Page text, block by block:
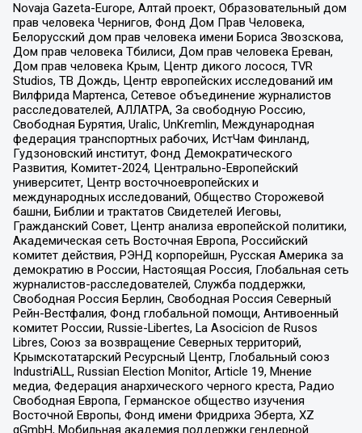
Novaja Gazeta-Europe, Алтай проект, Образовательный дом
прав человека Чернигов, Фонд Дом Прав Человека,
Белорусский дом прав человека имени Бориса Звозскова,
Дом прав человека Тбилиси, Дом прав человека Ереван,
Дом прав человека Крым, Центр дикого лосося, TVR
Studios, ТВ Дождь, Центр европейских исследований им
Вилфрида Мартенса, Сетевое объединение журналистов
расследователей, АЛЛАТРА, За свободную Россию,
Свободная Бурятия, Uralic, UnKremlin, Международная
федерация транспортных рабочих, ИстЧам Финланд,
Гудзоновский институт, Фонд Демократического
Развития, Комитет-2024, Центрально-Европейский
университет, Центр восточноевропейских и
международных исследований, Общество Сторожевой
башни, Библии и трактатов Свидетелей Иеговы,
Гражданский Совет, Центр анализа европейской политики,
Академическая сеть Восточная Европа, Российский
комитет действия, РЭНД корпорейшн, Русская Америка за
демократию в России, Настоящая Россия, Глобальная сеть
журналистов-расследователей, Служба поддержки,
Свободная Россия Берлин, Свободная Россия Северный
Рейн-Вестфалия, Фонд глобальной помощи, Антивоенный
комитет России, Russie-Libertes, La Asocicion de Rusos
Libres, Союз за возвращение Северных территорий,
Крымскотатарский Ресурсный Центр, Глобальный союз
IndustriALL, Russian Election Monitor, Article 19, Мнение
медиа, Федерация анархического черного креста, Радио
Свободная Европа, Германское общество изучения
Восточной Европы, Фонд имени Фридриха Эберта, XZ
gGmbH, Мобильная академия поддержки гендерной